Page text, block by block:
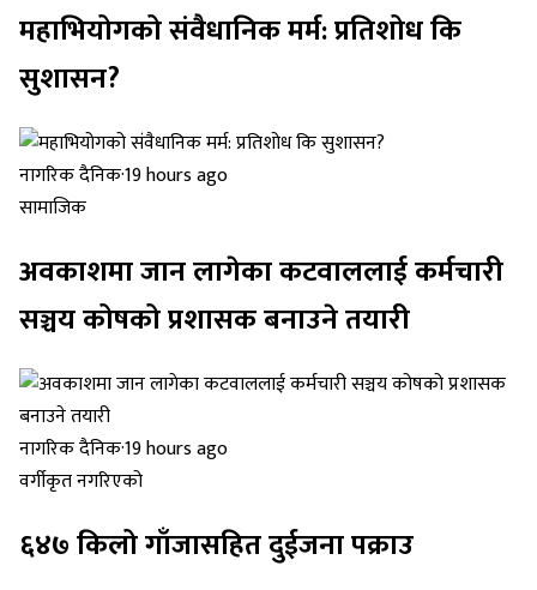
महाभियोगको संवैधानिक मर्म: प्रतिशोध कि
सुशासन?
नागरिक दैनिक·19 hours ago
सामाजिक
अवकाशमा जान लागेका कटवाललाई कर्मचारी
सञ्चय कोषको प्रशासक बनाउने तयारी
नागरिक दैनिक·19 hours ago
वर्गीकृत नगरिएको
६४७ किलो गाँजासहित दुईजना पक्राउ